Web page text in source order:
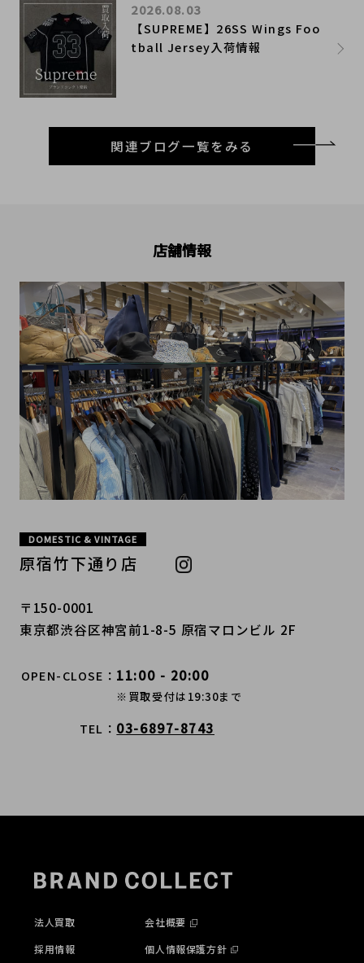
【SUPREME】26SS Wings Foo
tball Jersey入荷情報
2026.08.03
関連ブログ一覧をみる
店舗情報
DOMESTIC & VINTAGE
原宿竹下通り店
〒150-0001
東京都渋谷区神宮前1-8-5 原宿マロンビル 2F
OPEN-CLOSE 11:00 - 20:00
※買取受付は19:30まで
TEL 03-6897-8743
法人買取
採用情報
会社概要
個人情報保護方針